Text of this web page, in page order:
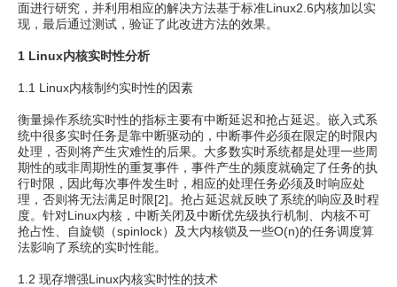
面进行研究，并利用相应的解决方法基于标准Linux2.6内核加以实
现，最后通过测试，验证了此改进方法的效果。
1 Linux内核实时性分析
1.1 Linux内核制约实时性的因素
衡量操作系统实时性的指标主要有中断延迟和抢占延迟。嵌入式系
统中很多实时任务是靠中断驱动的，中断事件必须在限定的时限内
处理，否则将产生灾难性的后果。大多数实时系统都是处理一些周
期性的或非周期性的重复事件，事件产生的频度就确定了任务的执
行时限，因此每次事件发生时，相应的处理任务必须及时响应处
理，否则将无法满足时限[2]。抢占延迟就反映了系统的响应及时程
度。针对Linux内核，中断关闭及中断优先级执行机制、内核不可
抢占性、自旋锁（spinlock）及大内核锁及一些O(n)的任务调度算
法影响了系统的实时性能。
1.2 现存增强Linux内核实时性的技术